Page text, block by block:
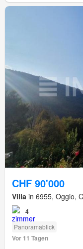
CHF 90'000
Villa in 6955, Oggio,
4
Panoramablick
Vor 11 Tagen